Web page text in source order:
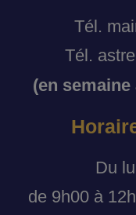
Tél.
Tél.
(en semaine
Du
de 9h00 à